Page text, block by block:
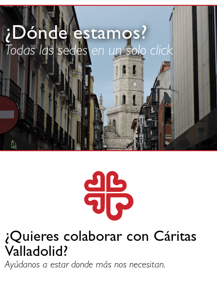
¿Dónde estamos?
Todas las sedes en un solo click
¿Quieres colaborar con Cáritas
Valladolid?
Ayúdanos a estar donde más nos necesitan.